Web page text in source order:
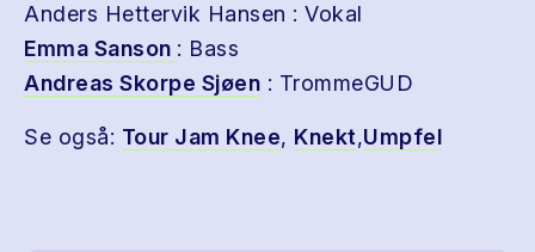
Anders Hettervik Hansen : Vokal
Emma Sanson : Bass
Andreas Skorpe Sjøen : TrommeGUD
Se også: Tour Jam Knee, Knekt,Umpfel